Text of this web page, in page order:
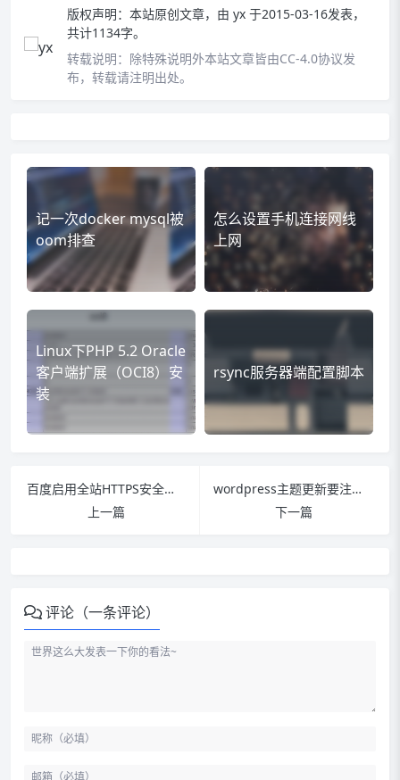
版权声明： 本站原创文章，由 yx 于2015-03-16发表，
共计1134字。
转载说明： 除特殊说明外本站文章皆由CC-4.0协议发
布，转载请注明出处。
记一次docker mysql被
oom排查
怎么设置手机连接网线
上网
Linux下PHP 5.2 Oracle
客户端扩展（OCI8）安
装
rsync服务器端配置脚本
百度启用全站HTTPS安全服务
上一篇
wordpress主题更新要注意的事项
下一篇
评论（一条评论）